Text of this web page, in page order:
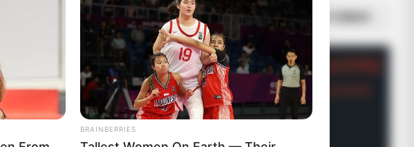
ΣΠΑΜΕ ΤΟ ΜΑΤΡΙΞ – ΤΟ ΒΙΒΛΙΟ
BRAINBERRIES